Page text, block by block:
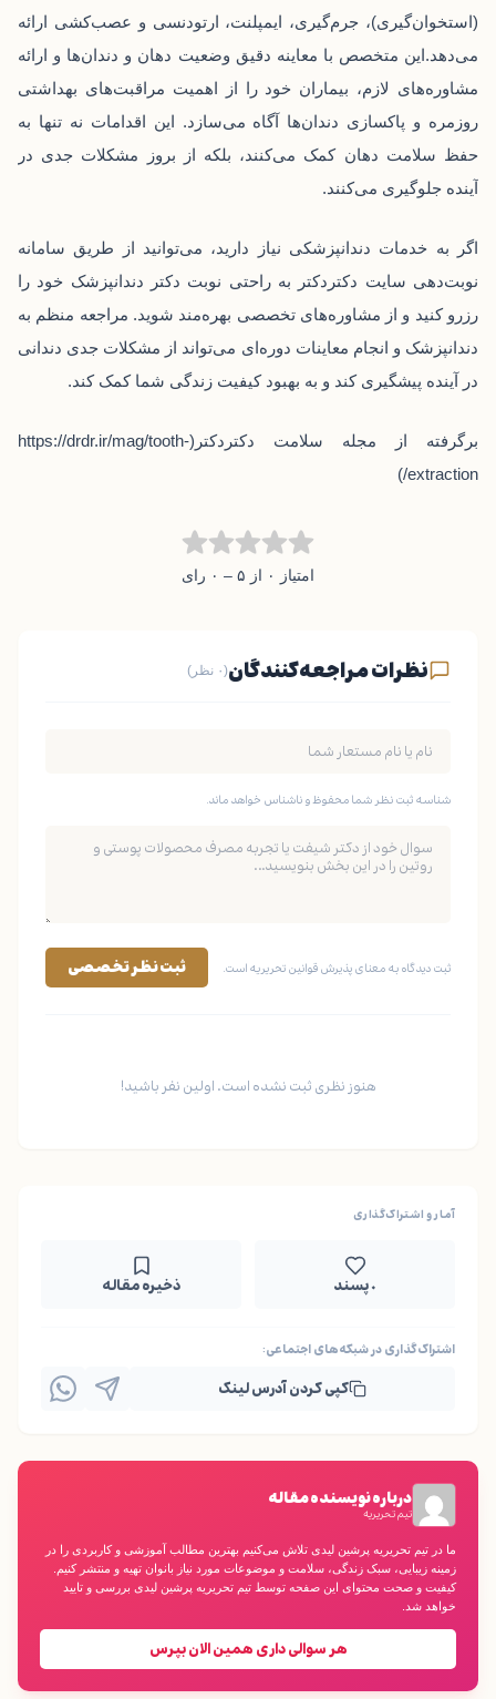
(استخوان‌گیری)، جرم‌گیری، ایمپلنت، ارتودنسی و عصب‌کشی ارائه
می‌دهد.این متخصص با معاینه دقیق وضعیت دهان و دندان‌ها و ارائه
مشاوره‌های لازم، بیماران خود را از اهمیت مراقبت‌های بهداشتی
روزمره و پاکسازی دندان‌ها آگاه می‌سازد. این اقدامات نه تنها به
حفظ سلامت دهان کمک می‌کنند، بلکه از بروز مشکلات جدی در
آینده جلوگیری می‌کنند.
اگر به خدمات دندانپزشکی نیاز دارید، می‌توانید از طریق سامانه
نوبت‌دهی سایت دکتردکتر به راحتی نوبت دکتر دندانپزشک خود را
رزرو کنید و از مشاوره‌های تخصصی بهره‌مند شوید. مراجعه منظم به
دندانپزشک و انجام معاینات دوره‌ای می‌تواند از مشکلات جدی دندانی
در آینده پیشگیری کند و به بهبود کیفیت زندگی شما کمک کند.
برگرفته از مجله سلامت دکتردکتر(https://drdr.ir/mag/tooth-
extraction/
)
امتیاز ۰ از ۵ – ۰ رای
نظرات مراجعه‌کنندگان(۰ نظر)
شناسه ثبت نظر شما محفوظ و ناشناس خواهد ماند.
ثبت دیدگاه به معنای پذیرش قوانین تحریریه است. ثبت نظر تخصصی
هنوز نظری ثبت نشده است. اولین نفر باشید!
آمار و اشتراک‌گذاری
۰ پسند ذخیره مقاله
اشتراک‌گذاری در شبکه‌های اجتماعی:
کپی کردن آدرس لینک
درباره نویسنده مقاله
تیم تحریریه
ما در تیم تحریریه پرشین لیدی تلاش می‌کنیم بهترین مطالب آموزشی و کاربردی را در
زمینه زیبایی، سبک زندگی، سلامت و موضوعات مورد نیاز بانوان تهیه و منتشر کنیم.
کیفیت و صحت محتوای این صفحه توسط تیم تحریریه پرشین لیدی بررسی و تایید
خواهد شد.
هر سوالی داری همین الان بپرس